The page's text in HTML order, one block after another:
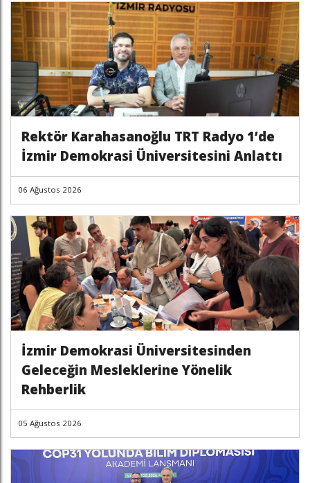
Rektör Karahasanoğlu TRT Radyo 1’de
İzmir Demokrasi Üniversitesini Anlattı
06 Ağustos 2026
İzmir Demokrasi Üniversitesinden
Geleceğin Mesleklerine Yönelik
Rehberlik
05 Ağustos 2026